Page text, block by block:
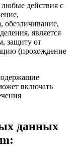
любые действия с
обезличивание,
является
защиту от
(прохождение
включать
данных